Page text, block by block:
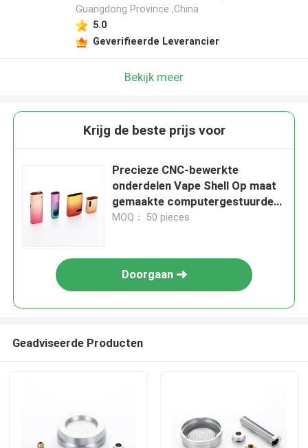
Guangdong Province ,China
5.0
Geverifieerde Leverancier
Bekijk meer
Krijg de beste prijs voor
Precieze CNC-bewerkte
onderdelen Vape Shell Op maat
gemaakte computergestuurde
bewerkte onderdelen
MOQ： 50 pieces
Doorgaan
Geadviseerde Producten